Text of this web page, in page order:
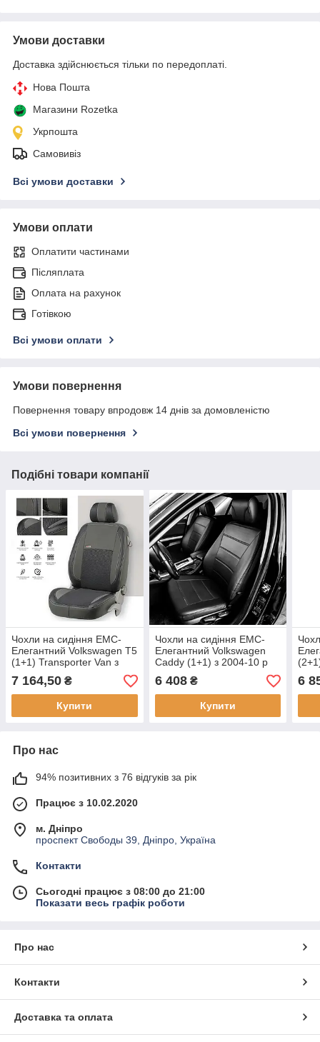
Умови доставки
Доставка здійснюється тільки по передоплаті.
Нова Пошта
Магазини Rozetka
Укрпошта
Самовивіз
Всі умови доставки
Умови оплати
Оплатити частинами
Післяплата
Оплата на рахунок
Готівкою
Всі умови оплати
Умови повернення
Повернення товару впродовж 14 днів за домовленістю
Всі умови повернення
Подібні товари компанії
Чохли на сидіння EMC-
Елегантний Volkswagen T5
(1+1) Transporter Van з
2003 р
7 164,50 ₴
Купити
Чохли на сидіння EMC-
Елегантний Volkswagen
Caddy (1+1) з 2004-10 р
6 408₴
Купити
6
Про нас
94% позитивних з 76 відгуків за рік
Працює з 10.02.2020
м. Дніпро
проспект Свободы 39, Дніпро, Україна
Контакти
Сьогодні працює з 08:00 до 21:00
Показати весь графік роботи
Про нас
Контакти
Доставка та оплата